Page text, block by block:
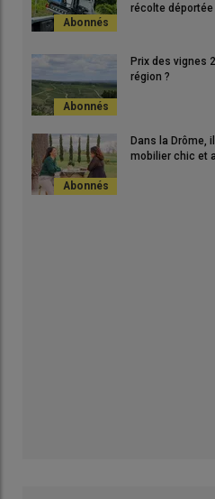
récolte déportée
Prix des vignes
région ?
Dans la Drôme,
mobilier chic et